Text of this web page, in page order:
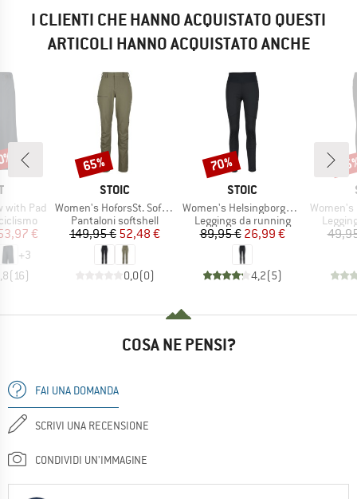
I CLIENTI CHE HANNO ACQUISTATO QUESTI
ARTICOLI HANNO ACQUISTATO ANCHE
with Pad
ridotto
€
+3
(16)
MARCHIO
STOIC
Articolo
Women's HoforsSt. Softshell Pants
Gruppo di prodotti
Pantaloni softshell
Prezzo
149,95 €Prezzo ridotto
52,48 €
0,0(0)
Sconto
65%
MARCHIO
STOIC
Articolo
Women's HelsingborgSt. Warm Tights
Gruppo di prodotti
Leggings da running
Prezzo
89,95 €Prezzo ridotto
26,99 €
4,2(5)
Sconto
70%
Articolo
Women's
COSA NE PENSI?
FAI UNA DOMANDA
SCRIVI UNA RECENSIONE
CONDIVIDI UN'IMMAGINE